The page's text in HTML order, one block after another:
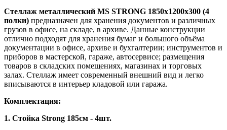
Стеллаж металлический MS STRONG 1850x1200x300 (4
полки) предназначен для хранения документов и различных
грузов в офисе, на складе, в архиве. Данные конструкции
отлично подходят для хранения бумаг и большого объёма
документации в офисе, архиве и бухгалтерии; инструментов и
приборов в мастерской, гараже, автосервисе; размещения
товаров в складских помещениях, магазинах и торговых
залах. Стеллаж имеет современный внешний вид и легко
вписываются в интерьер кладовой или гаража.
Комплектация:
1. Стойка Strong 185см - 4шт.